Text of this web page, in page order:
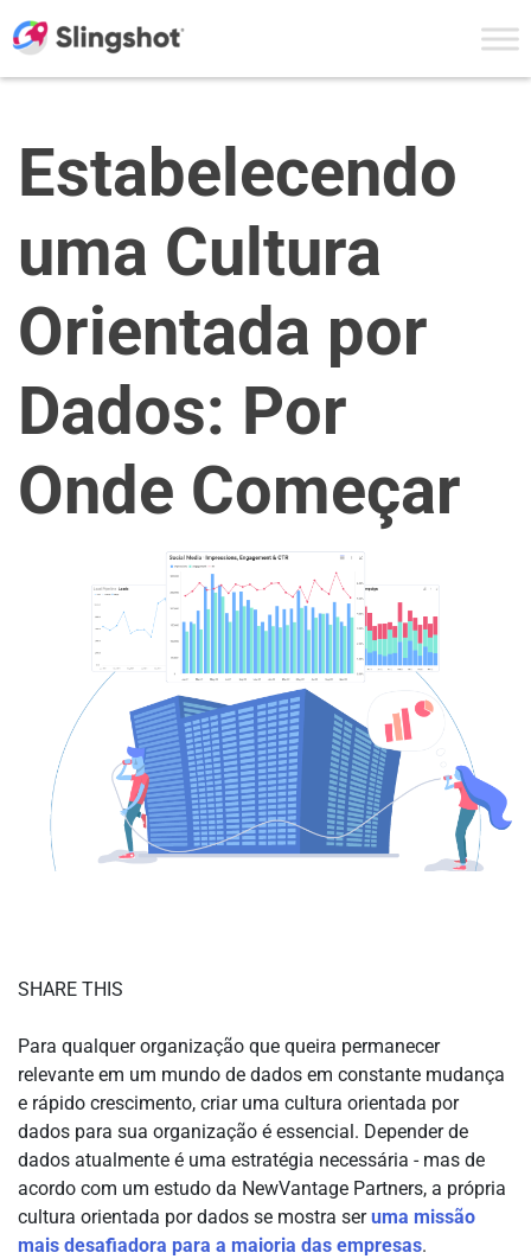
Estabelecendo
uma Cultura
Orientada por
Dados: Por
Onde Começar
SHARE THIS
Para qualquer organização que queira permanecer
relevante em um mundo de dados em constante mudança
e rápido crescimento, criar uma cultura orientada por
dados para sua organização é essencial. Depender de
dados atualmente é uma estratégia necessária - mas de
acordo com um estudo da NewVantage Partners, a própria
cultura orientada por dados se mostra seruma missão
mais desafiadora para a maioria das empresas.